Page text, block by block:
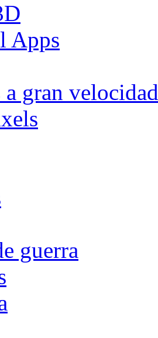
Apps
a gran velocidad
guerra